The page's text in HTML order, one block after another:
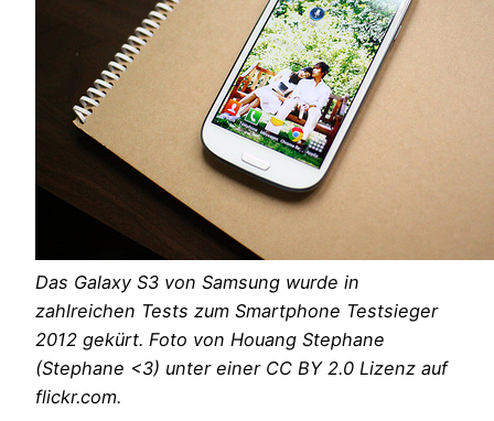
Das Galaxy S3 von Samsung wurde in
zahlreichen Tests zum Smartphone Testsieger
2012 gekürt. Foto von Houang Stephane
(Stephane <3) unter einer CC BY 2.0 Lizenz auf
flickr.com.